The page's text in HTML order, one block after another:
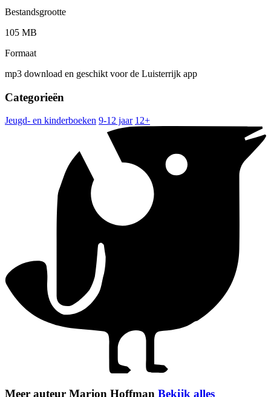
Bestandsgrootte
105 MB
Formaat
mp3 download en geschikt voor de Luisterrijk app
Categorieën
Jeugd- en kinderboeken 9-12 jaar 12+
Meer auteur Marjon Hoffman Bekijk alles